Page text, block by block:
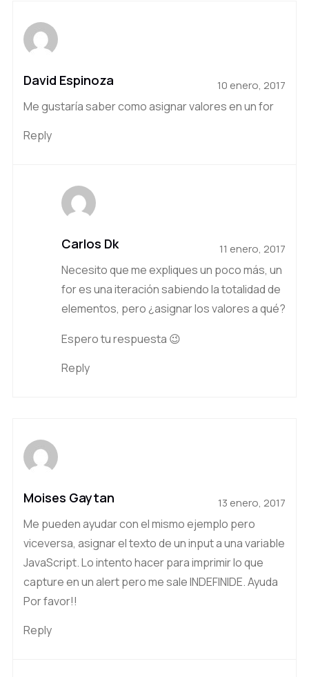
David Espinoza 10 enero, 2017
Me gustaría saber como asignar valores en un for
Reply
Carlos Dk 11 enero, 2017
Necesito que me expliques un poco más, un
for es una iteración sabiendo la totalidad de
elementos, pero ¿asignar los valores a qué?
Espero tu respuesta 😉
Reply
Moises Gaytan 13 enero, 2017
Me pueden ayudar con el mismo ejemplo pero
viceversa, asignar el texto de un input a una variable
JavaScript. Lo intento hacer para imprimir lo que
capture en un alert pero me sale INDEFINIDE. Ayuda
Por favor!!
Reply